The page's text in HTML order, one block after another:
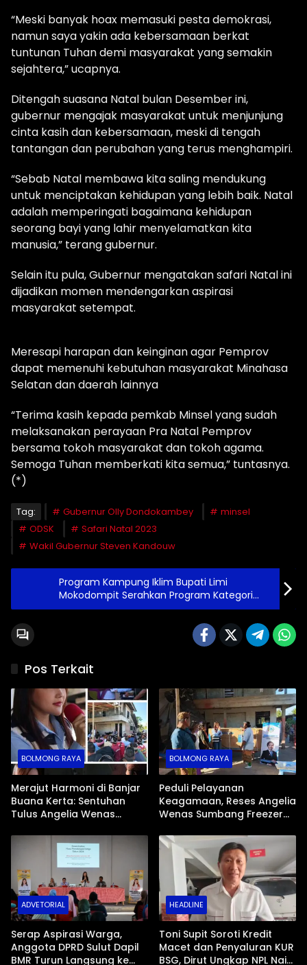
“Meski banyak hoax memasuki pesta demokrasi,
namun saya yakin ada kebersamaan berkat
tuntunan Tuhan demi masyarakat yang semakin
sejahtera,” ucapnya.
Ditengah suasana Natal bulan Desember ini,
gubernur mengajak masyarakat untuk menjunjung
cinta kasih dan kebersamaan, meski di tengah
tantangan dan perubahan yang terus menghampiri.
“Sebab Natal membawa kita saling mendukung
untuk menciptakan kehidupan yang lebih baik. Natal
adalah memperingati bagaimana kehidupan
seorang bayi yang lahir menyelamatkan kita
manusia,” terang gubernur.
Selain itu pula, Gubernur mengatakan safari Natal ini
dijadikan momen mendengarkan aspirasi
masyarakat setempat.
Meresapi harapan dan keinginan agar Pemprov
dapat memenuhi kebutuhan masyarakat Minahasa
Selatan dan daerah lainnya
“Terima kasih kepada pemkab Minsel yang sudah
melaksanakan perayaan Pra Natal Pemprov
bersama tokoh masyarakat dan tokoh agama.
Semoga Tuhan memberkati kita semua,” tuntasnya.
(*)
Tag: Gubernur Olly Dondokambey
minsel
ODSK
Safari Natal 2023
Wakil Gubernur Steven Kandouw
Program Kampung Iklim Bupati Limi
Mokodompit Serahkan Program Kategori
Utama Dan Pratama
Pos Terkait
BOLMONG RAYA
Merajut Harmoni di Banjar
Buana Kerta: Sentuhan
Tulus Angelia Wenas
Mopugad
BOLMONG RAYA
Peduli Pelayanan
Keagamaan, Reses Angelia
Wenas Sumbang Freezer
di Mopugad Bolmong
ADVETORIAL
Serap Aspirasi Warga,
Anggota DPRD Sulut Dapil
BMR Turun Langsung ke
HEADLINE
Toni Supit Soroti Kredit
Macet dan Penyaluran KUR
BSG, Dirut Ungkap NPL Naik